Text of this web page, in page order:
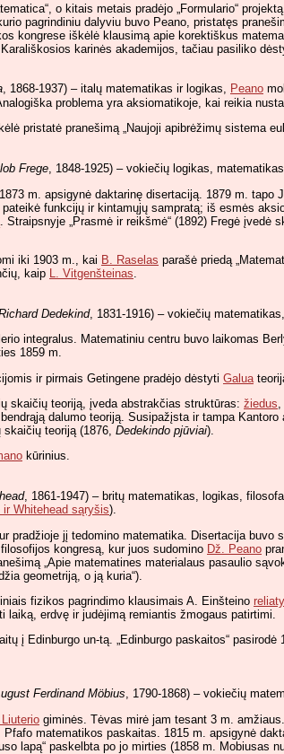
o kitais metais pradėjo „Formulario“
pagrindiniu dalyviu buvo Peano, pristatęs
kongrese iškėlė klausimą apie korektiškus
karinės akademijos, tačiau pasiliko
, 1868-1937) – italų matematikas ir logikas, Peano
problema yra aksiomatikoje, kai reikia
pristatė pranešimą „Naujoji apibrėžimų sistema
Frege, 1848-1925) – vokiečių logikas,
m. apsigynė daktarinę disertaciją. 1879 m. tapo
funkcijų ir kintamųjų sampratą; iš esmės
. Straipsnyje „Prasmė ir reikšmė“ (1892) Fregė įvedė
iki 1903 m., kai B. Raselas parašė priedą
kaip
L. Vitgenšteinas
Dedekind, 1831-1916) – vokiečių
integralus. Matematiniu centru buvo laikomas
1859 m.
ir pirmais Getingene pradėjo dėstyti Galua
skaičių teoriją, įveda abstrakčias struktūras: žiedus
dalumo teoriją. Susipažįsta ir tampa
skaičių teoriją (1876, Dedekindo pjūviai).
kūrinius.
, 1861-1947) – britų matematikas, logikas,
ir Whitehead sąryšis).
pradžioje jį tedomino matematika. Disertacija buvo
kongresą, kur juos sudomino Dž. Peano
„Apie matematines materialaus pasaulio
geometriją, o ją kuria“).
fizikos pagrindimo klausimais A. Einšteino
laiką, erdvę ir judėjimą remiantis žmogaus patirtimi.
į Edinburgo un-tą. „Edinburgo paskaitos“
Ferdinand Möbius, 1790-1868) – vokiečių
Liuterio giminės. Tėvas mirė jam tesant 3 m.
matematikos paskaitas. 1815 m. apsigynė
lapą“ paskelbta po jo mirties (1858 m.